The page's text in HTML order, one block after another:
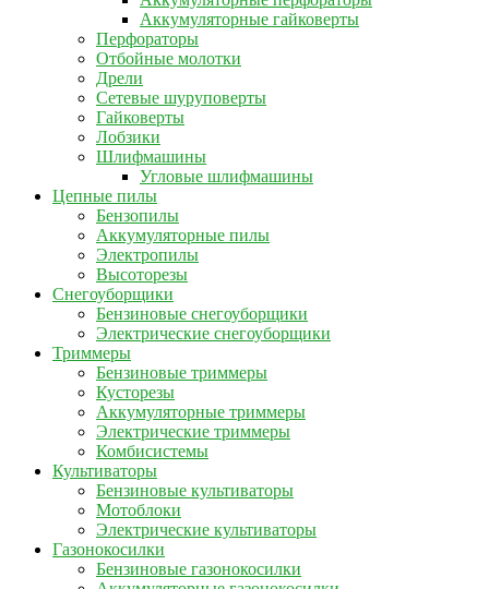
Аккумуляторные гайковерты
Перфораторы
Отбойные молотки
Дрели
Сетевые шуруповерты
Гайковерты
Лобзики
Шлифмашины
Угловые шлифмашины
Цепные пилы
Бензопилы
Аккумуляторные пилы
Электропилы
Высоторезы
Снегоуборщики
Бензиновые снегоуборщики
Электрические снегоуборщики
Триммеры
Бензиновые триммеры
Кусторезы
Аккумуляторные триммеры
Электрические триммеры
Комбисистемы
Культиваторы
Бензиновые культиваторы
Мотоблоки
Электрические культиваторы
Газонокосилки
Бензиновые газонокосилки